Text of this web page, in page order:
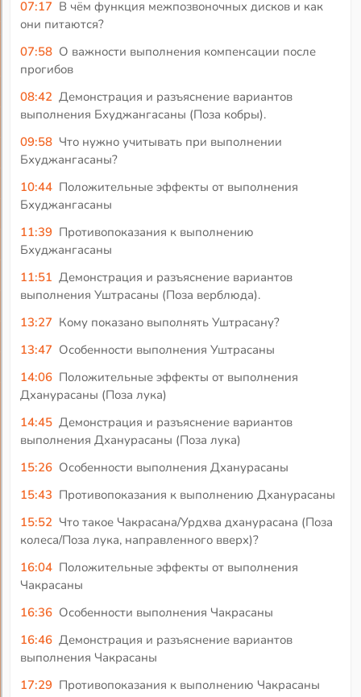
07:17 В чём функция межпозвоночных дисков и как
они питаются?
07:58 О важности выполнения компенсации после
прогибов
08:42 Демонстрация и разъяснение вариантов
выполнения Бхуджангасаны (Поза кобры).
09:58 Что нужно учитывать при выполнении
Бхуджангасаны?
10:44 Положительные эффекты от выполнения
Бхуджангасаны
11:39 Противопоказания к выполнению
Бхуджангасаны
11:51 Демонстрация и разъяснение вариантов
выполнения Уштрасаны (Поза верблюда).
13:27 Кому показано выполнять Уштрасану?
13:47 Особенности выполнения Уштрасаны
14:06 Положительные эффекты от выполнения
Дханурасаны (Поза лука)
14:45 Демонстрация и разъяснение вариантов
выполнения Дханурасаны (Поза лука)
15:26 Особенности выполнения Дханурасаны
15:43 Противопоказания к выполнению Дханурасаны
15:52 Что такое Чакрасана/Урдхва дханурасана (Поза
колеса/Поза лука, направленного вверх)?
16:04 Положительные эффекты от выполнения
Чакрасаны
16:36 Особенности выполнения Чакрасаны
16:46 Демонстрация и разъяснение вариантов
выполнения Чакрасаны
17:29 Противопоказания к выполнению Чакрасаны